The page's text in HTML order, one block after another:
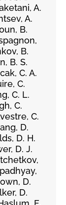
A.
A.
B.
B.
B. S.
C. A.
C.
C. L.
C.
C.
D.
D. H.
D. J.
D.
D.